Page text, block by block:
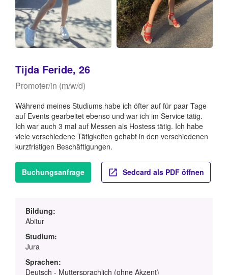
Tijda Feride, 26
Promoter/in (m/w/d)
Während meines Studiums habe ich öfter auf für paar Tage
auf Events gearbeitet ebenso und war ich im Service tätig.
Ich war auch 3 mal auf Messen als Hostess tätig. Ich habe
viele verschiedene Tätigkeiten gehabt in den verschiedenen
kurzfristigen Beschäftigungen.
Buchungsanfrage Sedcard als PDF öffnen
Bildung:
Abitur
Studium:
Jura
Sprachen:
Deutsch - Muttersprachlich (ohne Akzent)